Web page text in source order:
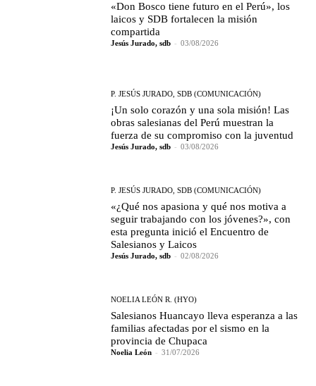
«Don Bosco tiene futuro en el Perú», los
laicos y SDB fortalecen la misión
compartida
Jesús Jurado, sdb - 03/08/2026
P. JESÚS JURADO, SDB (COMUNICACIÓN)
¡Un solo corazón y una sola misión! Las
obras salesianas del Perú muestran la
fuerza de su compromiso con la juventud
Jesús Jurado, sdb - 03/08/2026
P. JESÚS JURADO, SDB (COMUNICACIÓN)
«¿Qué nos apasiona y qué nos motiva a
seguir trabajando con los jóvenes?», con
esta pregunta inició el Encuentro de
Salesianos y Laicos
Jesús Jurado, sdb - 02/08/2026
NOELIA LEÓN R. (HYO)
Salesianos Huancayo lleva esperanza a las
familias afectadas por el sismo en la
provincia de Chupaca
Noelia León - 31/07/2026